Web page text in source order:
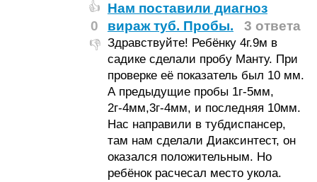
👍
0
👎
Нам поставили диагноз
вираж туб. Пробы.
3 ответа
Здравствуйте! Ребёнку 4г.9м в
садике сделали пробу Манту. При
проверке её показатель был 10 мм.
А предыдущие пробы 1г-5мм,
2г-4мм,3г-4мм, и последняя 10мм.
Нас направили в тубдиспансер,
там нам сделали Диаксинтест, он
оказался положительным. Но
ребёнок расчесал место укола.